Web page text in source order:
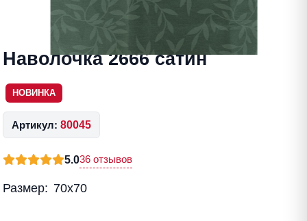
Наволочка 2666 сатин
НОВИНКА
Артикул: 80045
5.036 отзывов
Размер: 70х70